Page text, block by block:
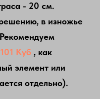
- 20 см.
в изножье
Куб , как
элемент или
отдельно).